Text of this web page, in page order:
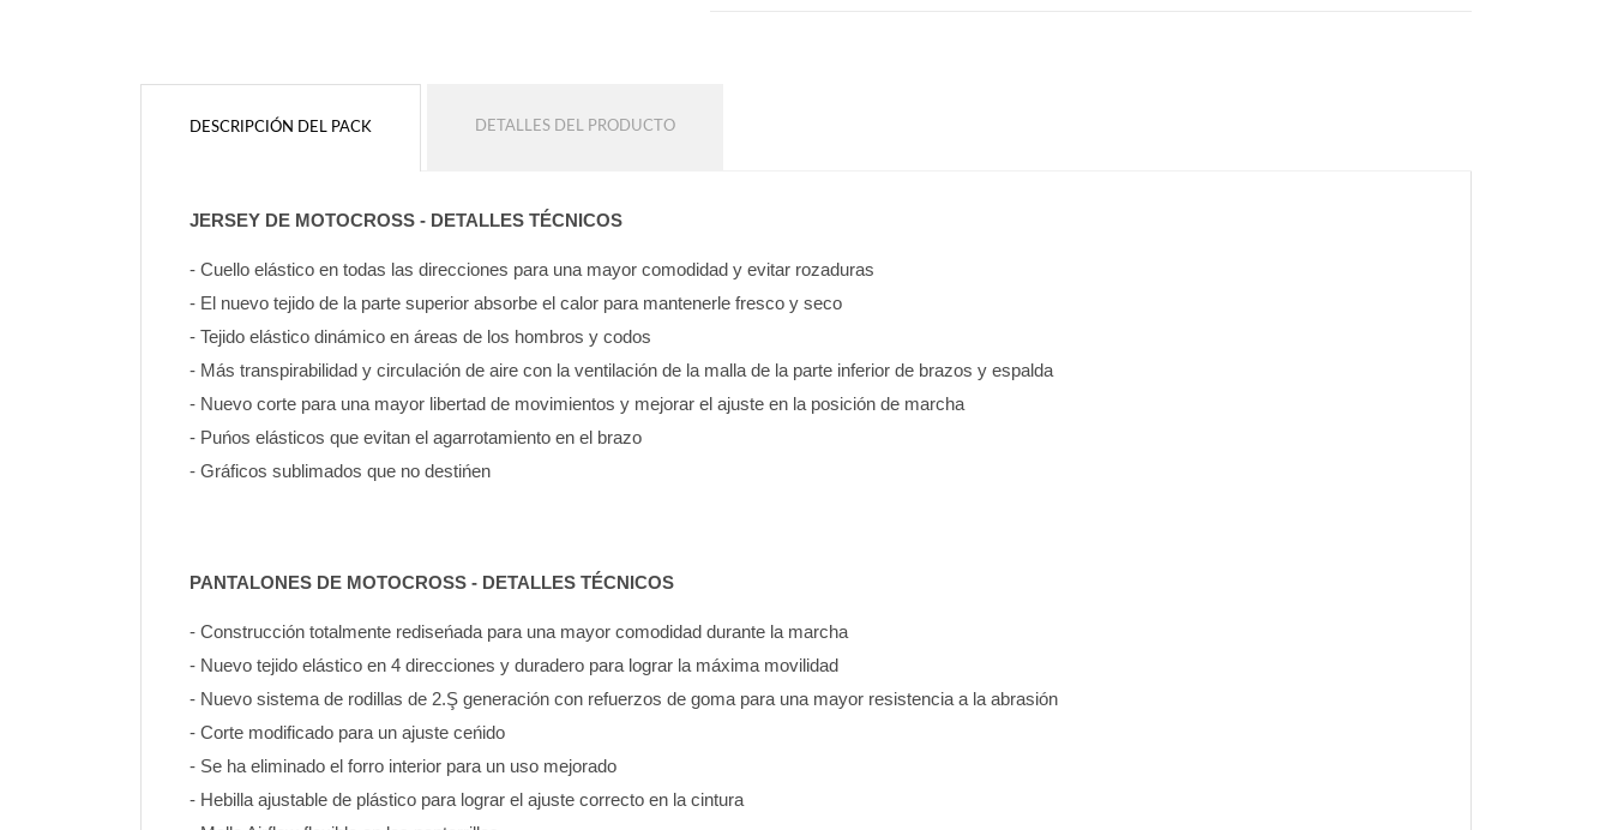
DESCRIPCIÓN DEL PACK DETALLES DEL PRODUCTO
JERSEY DE MOTOCROSS - DETALLES TÉCNICOS
- Cuello elástico en todas las direcciones para una mayor comodidad y evitar rozaduras
- El nuevo tejido de la parte superior absorbe el calor para mantenerle fresco y seco
- Tejido elástico dinámico en áreas de los hombros y codos
- Más transpirabilidad y circulación de aire con la ventilación de la malla de la parte inferior de brazos y espalda
- Nuevo corte para una mayor libertad de movimientos y mejorar el ajuste en la posición de marcha
- Puńos elásticos que evitan el agarrotamiento en el brazo
- Gráficos sublimados que no destińen
PANTALONES DE MOTOCROSS - DETALLES TÉCNICOS
- Construcción totalmente rediseńada para una mayor comodidad durante la marcha
- Nuevo tejido elástico en 4 direcciones y duradero para lograr la máxima movilidad
- Nuevo sistema de rodillas de 2.Ş generación con refuerzos de goma para una mayor resistencia a la abrasión
- Corte modificado para un ajuste ceńido
- Se ha eliminado el forro interior para un uso mejorado
- Hebilla ajustable de plástico para lograr el ajuste correcto en la cintura